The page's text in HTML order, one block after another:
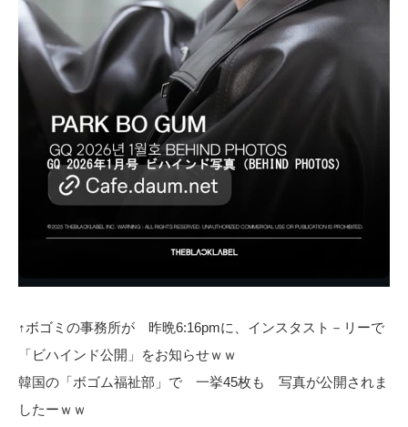
↑ボゴミの事務所が 昨晩6:16pmに、インスタスト－リーで
「ビハインド公開」をお知らせｗｗ
韓国の「ボゴム福祉部」で 一挙45枚も 写真が公開されま
したーｗｗ